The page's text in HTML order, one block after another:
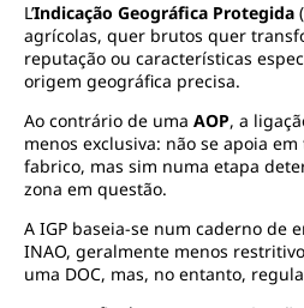
L’Indicação Geográfica Protegida
agrícolas, quer brutos quer
reputação ou características
origem geográfica precisa.
Ao contrário de uma AOP, a
menos exclusiva: não se apoia
fabrico, mas sim numa etapa
zona em questão.
A IGP baseia-se num caderno de
INAO, geralmente menos
uma DOC, mas, no entanto,